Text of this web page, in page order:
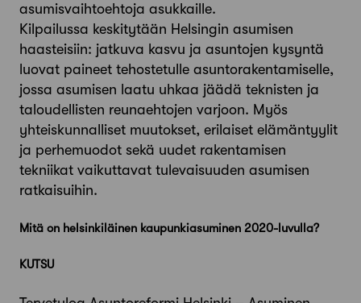
asumisvaihtoehtoja asukkaille.
Kilpailussa keskitytään Helsingin asumisen
haasteisiin: jatkuva kasvu ja asuntojen kysyntä
luovat paineet tehostetulle asuntorakentamiselle,
jossa asumisen laatu uhkaa jäädä teknisten ja
taloudellisten reunaehtojen varjoon. Myös
yhteiskunnalliset muutokset, erilaiset elämäntyylit
ja perhemuodot sekä uudet rakentamisen
tekniikat vaikuttavat tulevaisuuden asumisen
ratkaisuihin.
Mitä on helsinkiläinen kaupunkiasuminen 2020-luvulla?
KUTSU